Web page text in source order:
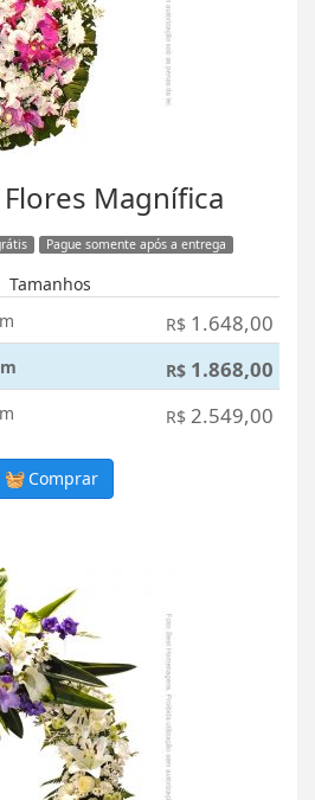
Magnífica
Pague somente após a entrega
Tamanhos
R$ 1.648,00
R$ 1.868,00
R$ 2.549,00
Comprar